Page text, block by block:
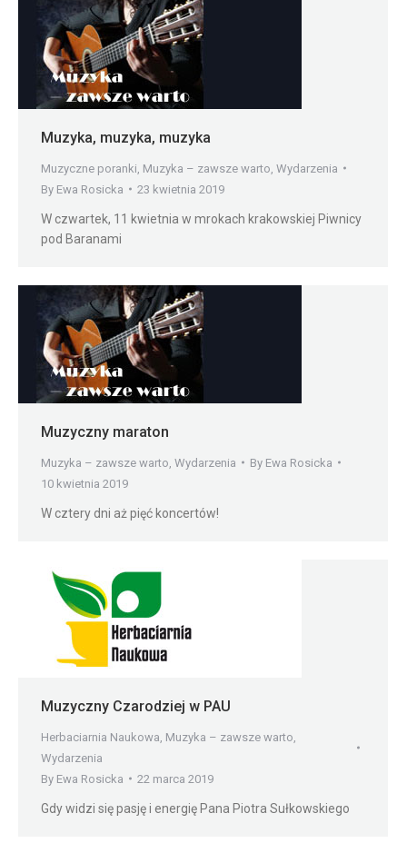
Muzyka, muzyka, muzyka
Muzyczne poranki Muzyka – zawsze warto Wydarzenia
By Ewa Rosicka 23 kwietnia 2019
W czwartek, 11 kwietnia w mrokach krakowskiej Piwnicy
pod Baranami
Muzyczny maraton
Muzyka – zawsze warto Wydarzenia By Ewa Rosicka
10 kwietnia 2019
W cztery dni aż pięć koncertów!
Muzyczny Czarodziej w PAU
Herbaciarnia Naukowa Muzyka – zawsze warto
Wydarzenia
By Ewa Rosicka 22 marca 2019
Gdy widzi się pasję i energię Pana Piotra Sułkowskiego